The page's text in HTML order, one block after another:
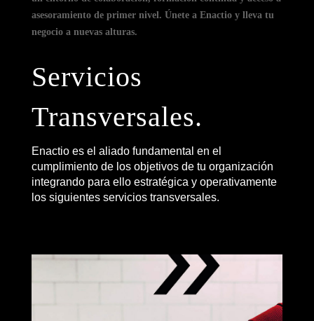
asesoramiento de primer nivel. Únete a Enactio y lleva tu
negocio a nuevas alturas.
Servicios
Transversales.
Enactio es el aliado fundamental en el
cumplimiento de los objetivos de tu organización
integrando para ello estratégica y operativamente
los siguientes servicios transversales.